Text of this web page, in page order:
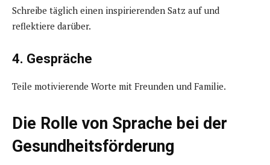
Schreibe täglich einen inspirierenden Satz auf und
reflektiere darüber.
4. Gespräche
Teile motivierende Worte mit Freunden und Familie.
Die Rolle von Sprache bei der
Gesundheitsförderung